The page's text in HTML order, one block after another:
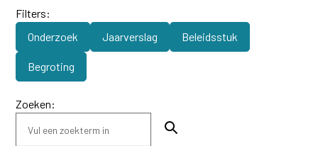
Filters:
Onderzoek
Jaarverslag Beleidsstuk
Begroting
Zoeken: